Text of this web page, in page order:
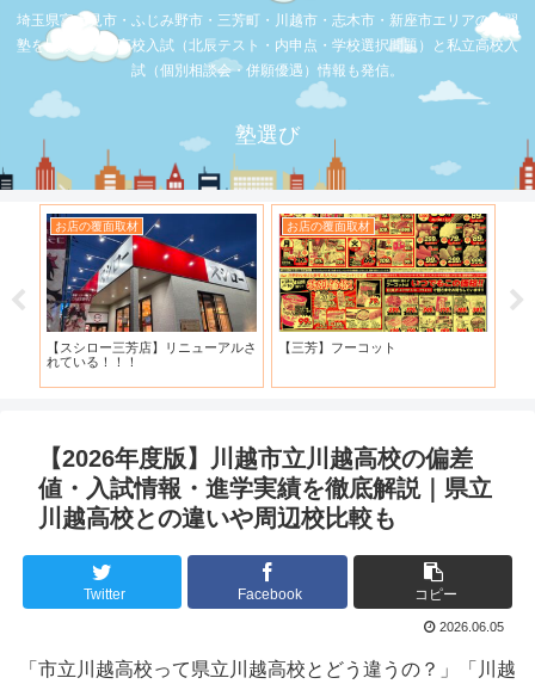
埼玉県富士見市・ふじみ野市・三芳町・川越市・志木市・新座市エリアの学習
塾を比較。公立高校入試（北辰テスト・内申点・学校選択問題）と私立高校入
試（個別相談会・併願優遇）情報も発信。
塾選び
お店の覆面取材
【スシロー三芳店】リニューアルさ
れている！！！
お店の覆面取材
【三芳】フーコット
【2026年度版】川越市立川越高校の偏差
値・入試情報・進学実績を徹底解説｜県立
川越高校との違いや周辺校比較も
Twitter Facebook コピー
2026.06.05
「市立川越高校って県立川越高校とどう違うの？」「川越